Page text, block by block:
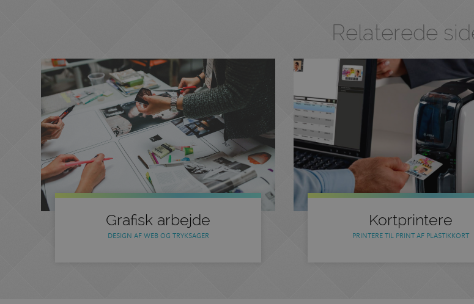
Relaterede
Grafisk arbejde
DESIGN AF WEB OG TRYKSAGER
Kortprintere
PRINTERE TIL PRINT AF PLASTIKKORT